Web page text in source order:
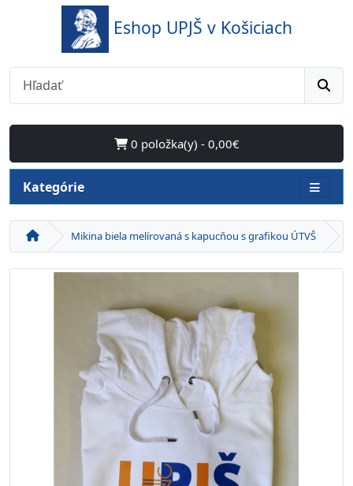
Eshop UPJŠ v Košiciach
0 položka(y) - 0,00€
Kategórie
Mikina biela melírovaná s kapucňou s grafikou ÚTVŠ